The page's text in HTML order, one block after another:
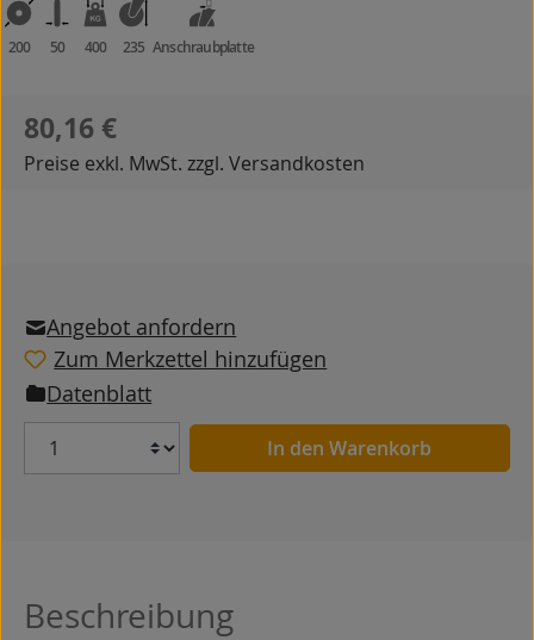
200 50 400 235 Anschraubplatte
Regulärer Preis:
80,16 €
Preise exkl. MwSt. zzgl. Versandkosten
Angebot anfordern
Zum Merkzettel hinzufügen
Datenblatt
Anzahl In den Warenkorb
Beschreibung